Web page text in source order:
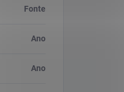
Fonte
Ano
Ano